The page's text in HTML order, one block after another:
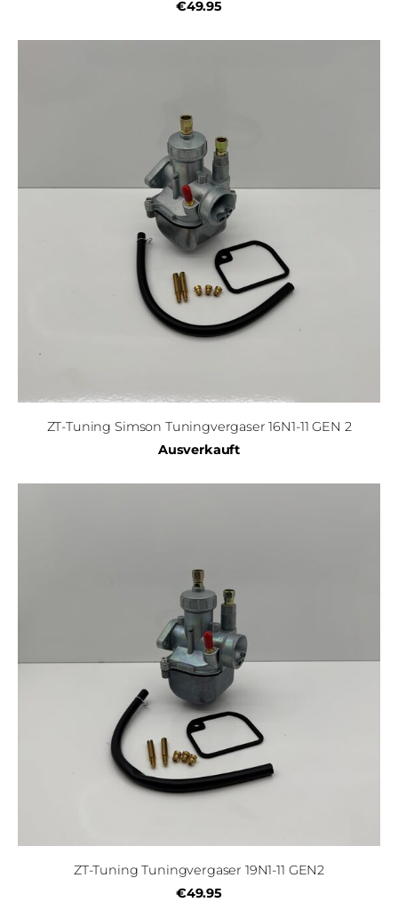
€49.95
ZT-Tuning Simson Tuningvergaser 16N1-11 GEN 2
Ausverkauft
ZT-Tuning Tuningvergaser 19N1-11 GEN2
€49.95